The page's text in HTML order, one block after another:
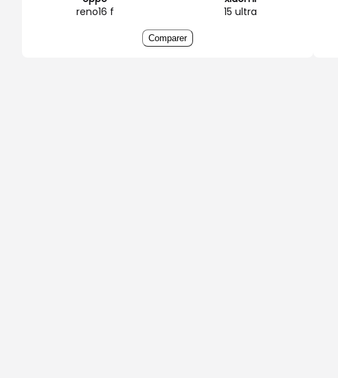
reno16 f
15 ultra
Comparer